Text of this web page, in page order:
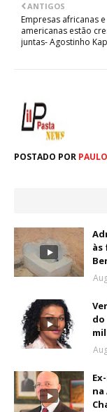
ANTIGOS
Empresas africanas e
americanas estão
juntas- Agostinho
POSTADO POR
às
do